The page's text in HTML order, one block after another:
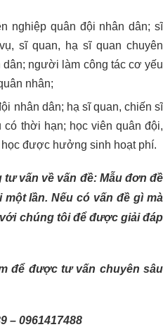
nghiệp quân đội nhân dân; sĩ
sĩ quan, hạ sĩ quan chuyên
dân; người làm công tác cơ yếu
nhân;
nhân dân; hạ sĩ quan, chiến sĩ
có thời hạn; học viên quân đội,
được hưởng sinh hoạt phí.
vấn về vấn đề: Mẫu đơn đề
lần. Nếu có vấn đề gì mà
chúng tôi để được giải đáp
để được tư vấn chuyên sâu
– 0961417488